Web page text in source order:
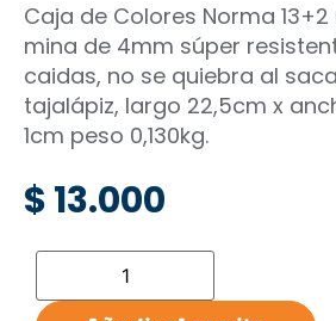
Caja de Colores Norma
mina de 4mm súper
caidas, no se quiebra al
tajalápiz, largo 22,5cm x
1cm peso 0,130kg.
$13.000